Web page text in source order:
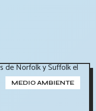
MEDIO AMBIENTE